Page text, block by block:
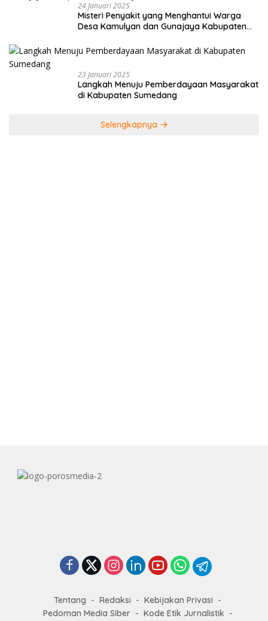
24 Januari 2025
Misteri Penyakit yang Menghantui Warga
Desa Kamulyan dan Gunajaya Kabupaten
23 Januari 2025
Langkah Menuju Pemberdayaan Masyarakat
di Kabupaten Sumedang
Selengkapnya
Tentang Redaksi
Kebijakan Privasi
Pedoman Media Siber
Kode Etik Jurnalistik